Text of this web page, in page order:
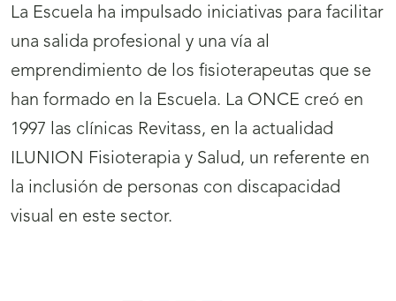
La Escuela ha impulsado iniciativas para facilitar
una salida profesional y una vía al
emprendimiento de los fisioterapeutas que se
han formado en la Escuela. La ONCE creó en
1997 las clínicas Revitass, en la actualidad
ILUNION Fisioterapia y Salud, un referente en
la inclusión de personas con discapacidad
visual en este sector.